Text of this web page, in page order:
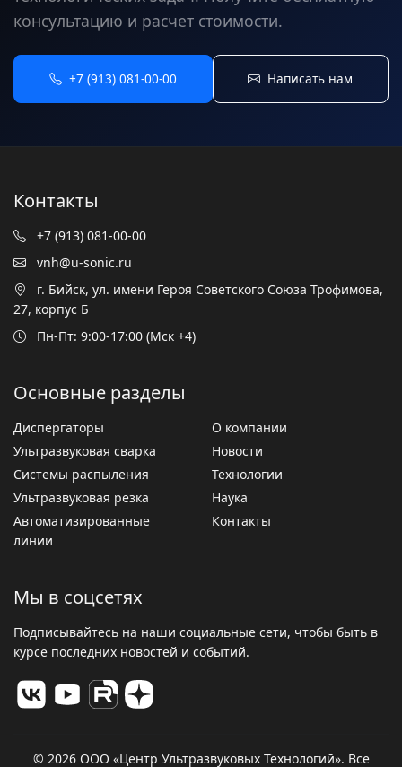
консультацию и расчет стоимости.
+7 (913) 081-00-00 Написать нам
Контакты
+7 (913) 081-00-00
vnh@u-sonic.ru
г. Бийск, ул. имени Героя Советского Союза Трофимова,
27, корпус Б
Пн-Пт: 9:00-17:00 (Мск +4)
Основные разделы
Диспергаторы
Ультразвуковая сварка
Системы распыления
Ультразвуковая резка
Автоматизированные
линии
О компании
Новости
Технологии
Наука
Контакты
Мы в соцсетях
Подписывайтесь на наши социальные сети, чтобы быть в
курсе последних новостей и событий.
© 2026 ООО «Центр Ультразвуковых Технологий». Все